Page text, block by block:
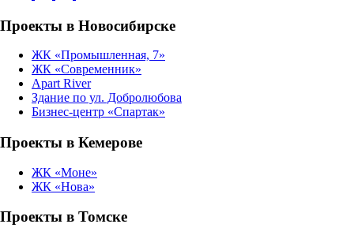
Проекты в Новосибирске
ЖК «Промышленная, 7»
ЖК «Современник»
Apart River
Здание по ул. Добролюбова
Бизнес-центр «Спартак»
Проекты в Кемерове
ЖК «Моне»
ЖК «Нова»
Проекты в Томске